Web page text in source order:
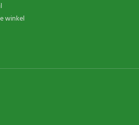
winkel